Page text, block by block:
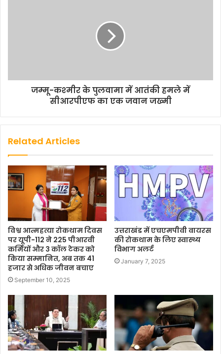
जम्‍मू-कश्‍मीर के पुलवामा में आतंकी हमले में
सीआरपीएफ का एक जवान जख्मी
Related Articles
विश्व आत्महत्या रोकथाम दिवस
पर यूपी-112 ने 225 पीआरवी
कर्मियों और 3 कॉल टेकर को
किया सम्मानित, अब तक 41
हजार से अधिक जीवन बचाए
September 10, 2025
उत्तराखंड में एचएमपीवी वायरस
की रोकथाम के लिए स्वास्थ्य
विभाग अलर्ट
January 7, 2025